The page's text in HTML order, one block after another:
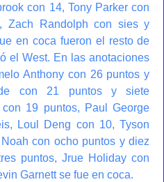
con 14, Tony Parker con
Zach Randolph con sies y
en coca fueron el resto de
el West. En las anotaciones
Anthony con 26 puntos y
con 21 puntos y siete
19 puntos, Paul George
Loul Deng con 10, Tyson
con ocho puntos y diez
puntos, Jrue Holiday con
Garnett se fue en coca.